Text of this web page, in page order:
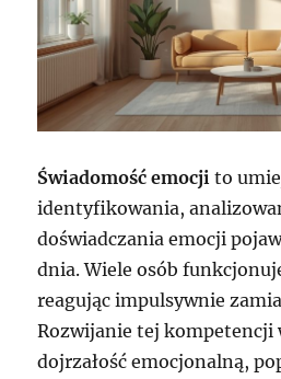
Świadomość emocji to
identyfikowania,
doświadczania emocji
dnia. Wiele osób
reagując impulsywnie
Rozwijanie tej kompetencji
dojrzałość emocjonalną,